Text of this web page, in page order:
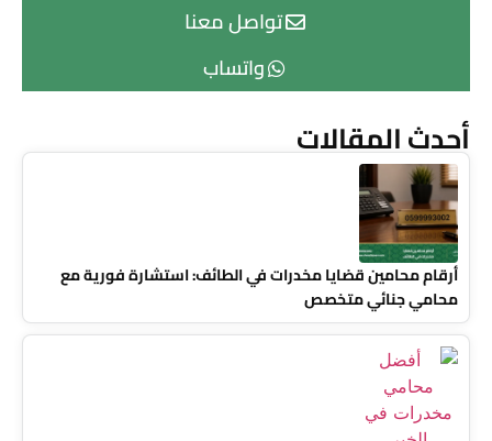
تواصل معنا
واتساب
أحدث المقالات
أرقام محامين قضايا مخدرات في الطائف: استشارة فورية مع
محامي جنائي متخصص